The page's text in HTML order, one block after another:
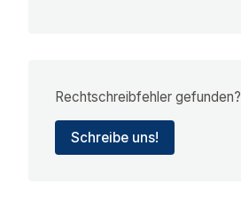
Rechtschreibfehler gefunden?
Schreibe uns!